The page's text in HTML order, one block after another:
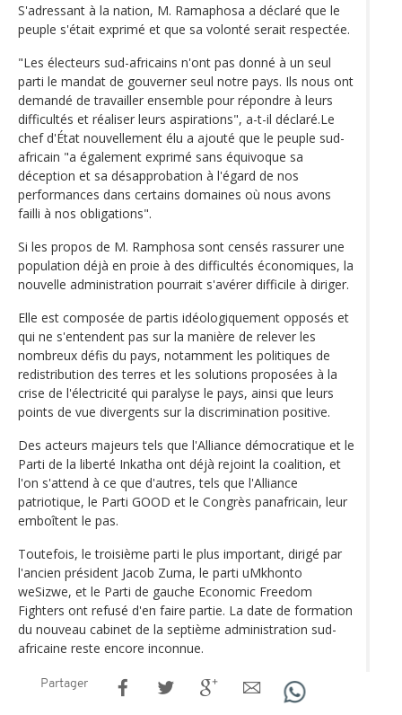
S'adressant à la nation, M. Ramaphosa a déclaré que le
peuple s'était exprimé et que sa volonté serait respectée.
"Les électeurs sud-africains n'ont pas donné à un seul
parti le mandat de gouverner seul notre pays. Ils nous ont
demandé de travailler ensemble pour répondre à leurs
difficultés et réaliser leurs aspirations", a-t-il déclaré.Le
chef d'État nouvellement élu a ajouté que le peuple sud-
africain "a également exprimé sans équivoque sa
déception et sa désapprobation à l'égard de nos
performances dans certains domaines où nous avons
failli à nos obligations".
Si les propos de M. Ramphosa sont censés rassurer une
population déjà en proie à des difficultés économiques, la
nouvelle administration pourrait s'avérer difficile à diriger.
Elle est composée de partis idéologiquement opposés et
qui ne s'entendent pas sur la manière de relever les
nombreux défis du pays, notamment les politiques de
redistribution des terres et les solutions proposées à la
crise de l'électricité qui paralyse le pays, ainsi que leurs
points de vue divergents sur la discrimination positive.
Des acteurs majeurs tels que l'Alliance démocratique et le
Parti de la liberté Inkatha ont déjà rejoint la coalition, et
l'on s'attend à ce que d'autres, tels que l'Alliance
patriotique, le Parti GOOD et le Congrès panafricain, leur
emboîtent le pas.
Toutefois, le troisième parti le plus important, dirigé par
l'ancien président Jacob Zuma, le parti uMkhonto
weSizwe, et le Parti de gauche Economic Freedom
Fighters ont refusé d'en faire partie. La date de formation
du nouveau cabinet de la septième administration sud-
africaine reste encore inconnue.
Partager